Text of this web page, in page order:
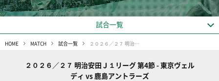
試合一覧
HOME MATCH 試合一覧 ２０２６／２７ 明治安田Ｊ１リーグ 第4節
２０２６／２７ 明治安田Ｊ１リーグ 第4節 - 東京ヴェル
ディ vs 鹿島アントラーズ